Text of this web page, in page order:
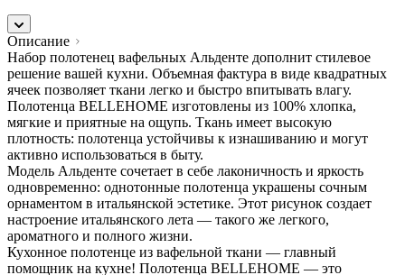
Описание
Набор полотенец вафельных Альденте дополнит стилевое
решение вашей кухни. Объемная фактура в виде квадратных
ячеек позволяет ткани легко и быстро впитывать влагу.
Полотенца BELLEHOME изготовлены из 100% хлопка,
мягкие и приятные на ощупь. Ткань имеет высокую
плотность: полотенца устойчивы к изнашиванию и могут
активно использоваться в быту.
Модель Альденте сочетает в себе лаконичность и яркость
одновременно: однотонные полотенца украшены сочным
орнаментом в итальянской эстетике. Этот рисунок создает
настроение итальянского лета — такого же легкого,
ароматного и полного жизни.
Кухонное полотенце из вафельной ткани — главный
помощник на кухне! Полотенца BELLEHOME — это